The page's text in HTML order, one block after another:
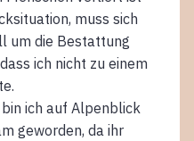
muss sich
um die Bestattung
ich nicht zu einem
ich auf Alpenblick
geworden, da ihr